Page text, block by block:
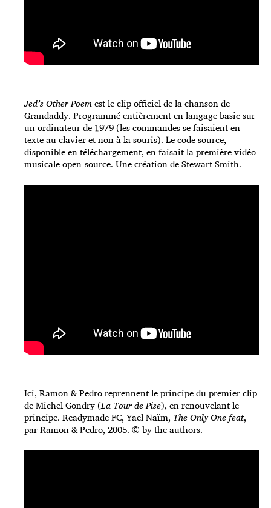
Jed’s Other Poemest le clip officiel de la chanson de
Grandaddy. Programmé entièrement en langage basic sur
un ordinateur de 1979 (les commandes se faisaient en
texte au clavier et non à la souris). Le code source,
disponible en téléchargement, en faisait la première vidéo
musicale open-source. Une création de Stewart Smith.
Ici, Ramon & Pedro reprennent le principe du premier clip
de Michel Gondry (La Tour de Pise), en renouvelant le
principe. Readymade FC, Yael Naïm, The Only One feat,
par Ramon & Pedro, 2005. © by the authors.